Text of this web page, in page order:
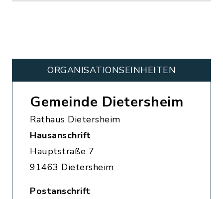
ORGANISATIONS­EINHEITEN
Gemeinde Dietersheim
Rathaus Dietersheim
Hausanschrift
Hauptstraße 7
91463 Dietersheim
Postanschrift